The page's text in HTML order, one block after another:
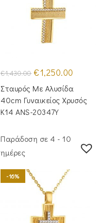
€1,430.00 Original
price
was:
€1,430.00.
€1,250.00
είναι:
€1,250.00.
Σταυρός Mε Aλυσίδα
40cm Γυναικείος Χρυσός
Κ14 ANS-20347Y
Παράδοση σε 4 - 10
ημέρες
-16%